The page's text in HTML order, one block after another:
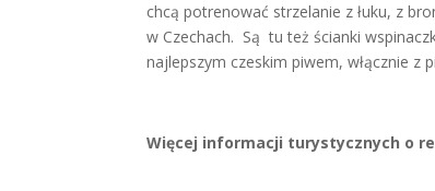
chcą potrenować strzelanie z łuku, z
w Czechach. Są tu też ścianki
najlepszym czeskim piwem, włącznie
Więcej informacji turystycznych o